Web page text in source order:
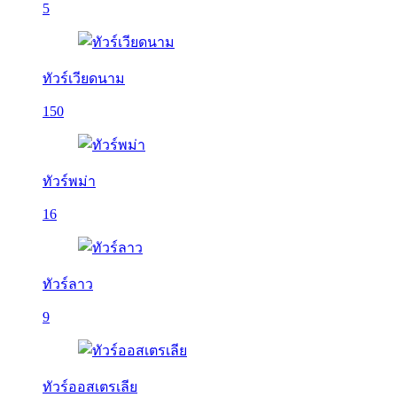
5
ทัวร์เวียดนาม
150
ทัวร์พม่า
16
ทัวร์ลาว
9
ทัวร์ออสเตรเลีย